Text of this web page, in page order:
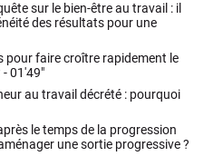
sur le bien-être au travail : il
des résultats pour une
pour faire croître rapidement le
-01'49"
au travail décrété : pourquoi
le temps de la progression
une sortie progressive ?